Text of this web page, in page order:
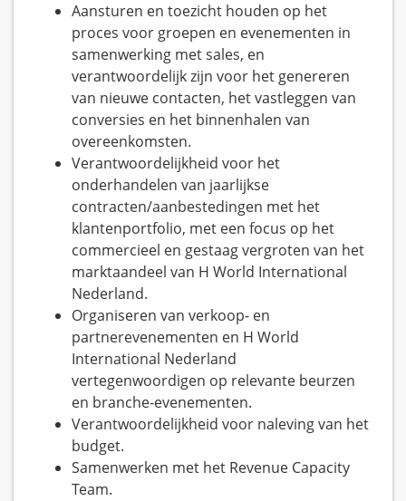
Aansturen en toezicht houden op het
proces voor groepen en evenementen in
samenwerking met sales, en
verantwoordelijk zijn voor het genereren
van nieuwe contacten, het vastleggen van
conversies en het binnenhalen van
overeenkomsten.
Verantwoordelijkheid voor het
onderhandelen van jaarlijkse
contracten/aanbestedingen met het
klantenportfolio, met een focus op het
commercieel en gestaag vergroten van het
marktaandeel van H World International
Nederland.
Organiseren van verkoop- en
partnerevenementen en H World
International Nederland
vertegenwoordigen op relevante beurzen
en branche-evenementen.
Verantwoordelijkheid voor naleving van het
budget.
Samenwerken met het Revenue Capacity
Team.